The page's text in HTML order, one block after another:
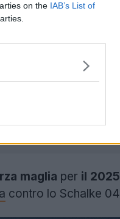
on the IAB’s List of
BSC per la
verticali blu e
con dettagli
maglia per il
contro lo Schalke